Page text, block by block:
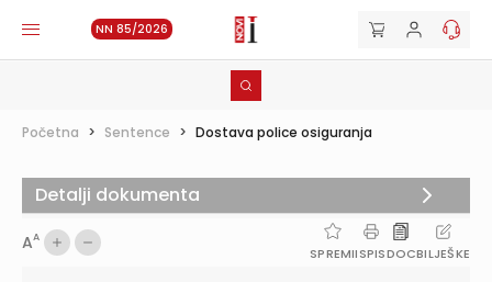
NN 85/2026
Početna > Sentence > Dostava police osiguranja
AA
SPREMIISPISDOCBILJEŠKE
Detalji dokumenta